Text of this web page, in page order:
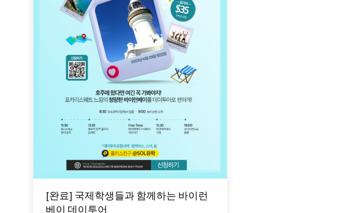
[완료] 국제학생들과 함께하는 바이런
베이 데이투어